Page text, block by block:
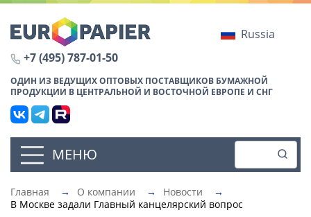
Russia
+7 (495) 787-01-50
ОДИН ИЗ ВЕДУЩИХ ОПТОВЫХ ПОСТАВЩИКОВ БУМАЖНОЙ
ПРОДУКЦИИ В ЦЕНТРАЛЬНОЙ И ВОСТОЧНОЙ ЕВРОПЕ И СНГ
МЕНЮ
Главная → О компании → Новости
→
В Москве задали Главный канцелярский вопрос